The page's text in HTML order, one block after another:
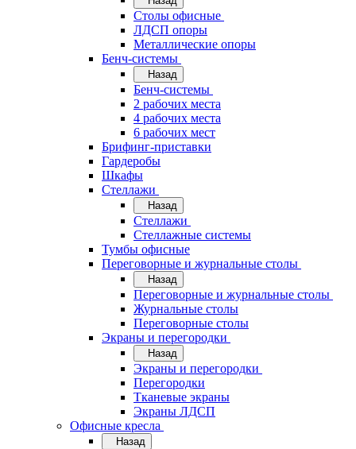
Cтолы офисные
ЛДСП опоры
Металлические опоры
Бенч-системы
Назад
Бенч-системы
2 рабочих места
4 рабочих места
6 рабочих мест
Брифинг-приставки
Гардеробы
Шкафы
Стеллажи
Назад
Стеллажи
Стеллажные системы
Тумбы офисные
Переговорные и журнальные столы
Назад
Переговорные и журнальные столы
Журнальные столы
Переговорные столы
Экраны и перегородки
Назад
Экраны и перегородки
Перегородки
Тканевые экраны
Экраны ЛДСП
Офисные кресла
Назад